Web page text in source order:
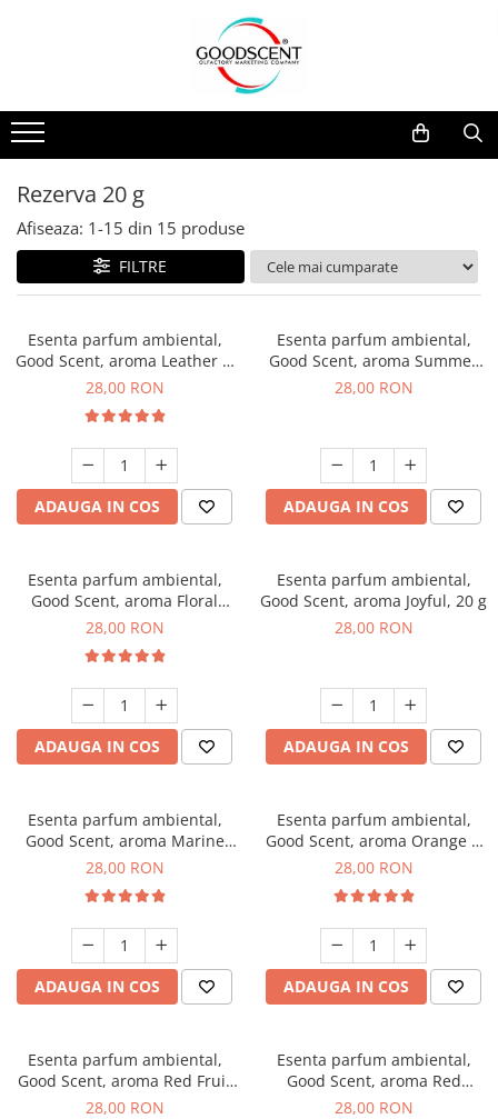
Pachete Promo
Dispozitive de Parfumare
Esente Parfum Ambiental
Rezerve Spray Good Scent
Odorizant cu Pulverizator
Site Pisoar
Dispozitive de Parfumare Ambientală
Auto
Rezidențiale
Comerciale
Industriale (HVAC)
Esente Parfum Ambiental
Mostre
Rezerva 10 g
Rezerva 20 g
Rezerva 100 g
Rezerva 200 g
Rezerva 500 g
Rezerva 20 g
Afiseaza: 1-15 din 15 produse
FILTRE
Esenta parfum ambiental,
Good Scent, aroma Leather &
Black Oudh, 20 g
28,00 RON
ADAUGA IN COS
Esenta parfum ambiental,
Good Scent, aroma Summer
Melon, 20 g
28,00 RON
ADAUGA IN COS
Esenta parfum ambiental,
Good Scent, aroma Floral
Bouquet, 20 g
28,00 RON
ADAUGA IN COS
Esenta parfum ambiental,
Good Scent, aroma Joyful, 20 g
28,00 RON
ADAUGA IN COS
Esenta parfum ambiental,
Good Scent, aroma Marine
Breeze, 20 g
28,00 RON
ADAUGA IN COS
Esenta parfum ambiental,
Good Scent, aroma Orange &
Fresh Cinnamon, 20 g
28,00 RON
ADAUGA IN COS
Esenta parfum ambiental,
Good Scent, aroma Red Fruit
Bubble, 20 g
28,00 RON
Esenta parfum ambiental,
Good Scent, aroma Red
Grapes, 20 g
28,00 RON